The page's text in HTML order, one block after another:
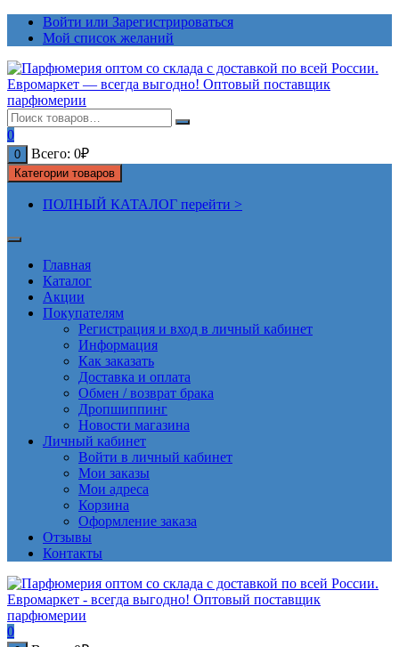
ПерейтиВойти или Зарегистрироваться
Мой список желаний
0
0 Всего: 0₽
Категории товаров
ПОЛНЫЙ КАТАЛОГ перейти >
Главная
Каталог
Акции
Покупателям
Регистрация и вход в личный кабинет
Информация
Как заказать
Доставка и оплата
Обмен / возврат брака
Дропшиппинг
Новости магазина
Личный кабинет
Войти в личный кабинет
Мои заказы
Мои адреса
Корзина
Оформление заказа
Отзывы
Контакты
0